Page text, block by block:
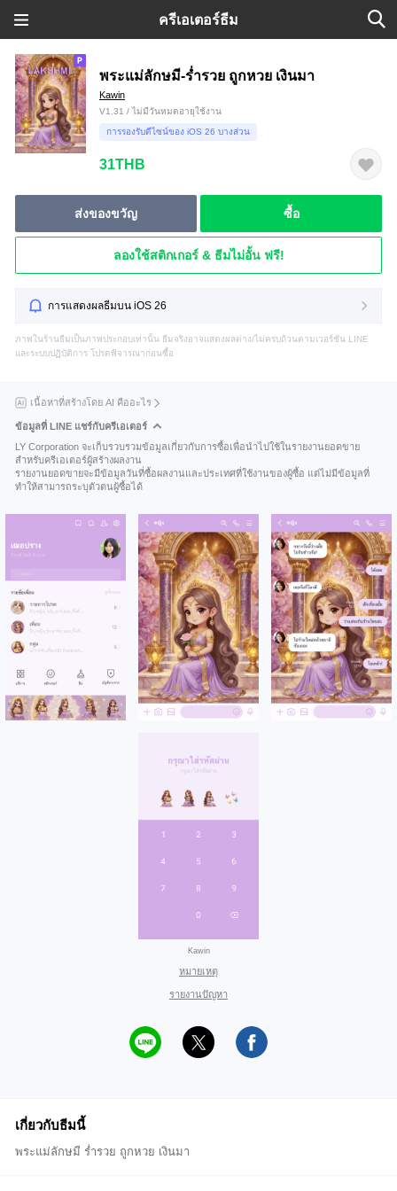
ครีเอเตอร์ธีม
พระแม่ลักษมี-ร่ำรวย ถูกหวย เงินมา
Kawin
V1.31 / ไม่มีวันหมดอายุใช้งาน
การรองรับดีไซน์ของ iOS 26 บางส่วน
31THB
ส่งของขวัญ ซื้อ
ลองใช้สติกเกอร์ & ธีมไม่อั้น ฟรี!
การแสดงผลธีมบน iOS 26
ภาพในร้านธีมเป็นภาพประกอบเท่านั้น ธีมจริงอาจแสดงผลต่าง/ไม่ครบถ้วนตามเวอร์ชัน LINE
และระบบปฏิบัติการ โปรดพิจารณาก่อนซื้อ
เนื้อหาที่สร้างโดย AI คืออะไร
ข้อมูลที่ LINE แชร์กับครีเอเตอร์
LY Corporation จะเก็บรวบรวมข้อมูลเกี่ยวกับการซื้อเพื่อนำไปใช้ในรายงานยอดขาย
สำหรับครีเอเตอร์ผู้สร้างผลงาน
รายงานยอดขายจะมีข้อมูลวันที่ซื้อผลงานและประเทศที่ใช้งานของผู้ซื้อ แต่ไม่มีข้อมูลที่
ทำให้สามารถระบุตัวตนผู้ซื้อได้
Kawin
หมายเหตุ
รายงานปัญหา
เกี่ยวกับธีมนี้
พระแม่ลักษมี ร่ำรวย ถูกหวย เงินมา